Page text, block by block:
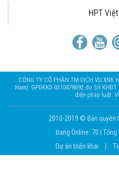
HPT
CÔNG TY CỔ PHẦN TM DỊCH VỤ XNK
Nam). GPDKKD 0310478692 do Sở
diện pháp luật:
2010-2019 © Bản quyền
Đang Online: 70 |Tổng
Dự án triển khai